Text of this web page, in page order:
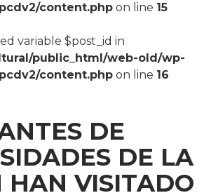
content.php on line 15
variable $post_id in
public_html/web-old/wp-
content.php on line 16
DE
DE LA
HAN VISITADO